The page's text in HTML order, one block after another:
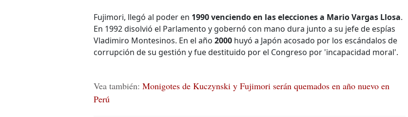
Fujimori, llegó al poder en 1990 venciendo en las elecciones a Mario Vargas Llosa.
En 1992 disolvió el Parlamento y gobernó con mano dura junto a su jefe de espías
Vladimiro Montesinos. En el año 2000 huyó a Japón acosado por los escándalos de
corrupción de su gestión y fue destituido por el Congreso por 'incapacidad moral'.
Vea también: Monigotes de Kuczynski y Fujimori serán quemados en año nuevo en
Perú